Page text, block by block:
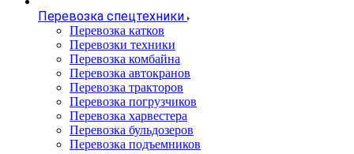
Перевозка спецтехники
Перевозка катков
Перевозки техники
Перевозка комбайна
Перевозка автокранов
Перевозка тракторов
Перевозка погрузчиков
Перевозка харвестера
Перевозка бульдозеров
Перевозка подъемников